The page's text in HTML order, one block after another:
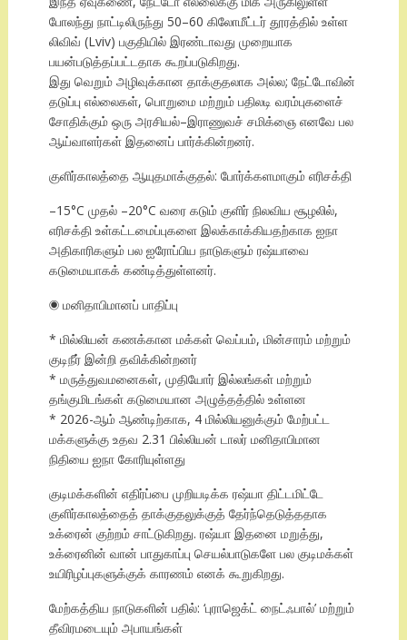
போலந்து நாட்டிலிருந்து 50–60 கிலோமீட்டர் தூரத்தில் உள்ள
லிவிவ் (Lviv) பகுதியில் இரண்டாவது முறையாக
பயன்படுத்தப்பட்டதாக கூறப்படுகிறது.
இது வெறும் அழிவுக்கான தாக்குதலாக அல்ல; நேட்டோவின்
தடுப்பு எல்லைகள், பொறுமை மற்றும் பதிலடி வரம்புகளைச்
சோதிக்கும் ஒரு அரசியல்–இராணுவச் சமிக்ஞை எனவே பல
ஆய்வாளர்கள் இதனைப் பார்க்கின்றனர்.
குளிர்காலத்தை ஆயுதமாக்குதல்: போர்க்களமாகும் எரிசக்தி
–15°C முதல் –20°C வரை கடும் குளிர் நிலவிய சூழலில்,
எரிசக்தி உள்கட்டமைப்புகளை இலக்காக்கியதற்காக ஐநா
அதிகாரிகளும் பல ஐரோப்பிய நாடுகளும் ரஷ்யாவை
கடுமையாகக் கண்டித்துள்ளனர்.
◉ மனிதாபிமானப் பாதிப்பு
* மில்லியன் கணக்கான மக்கள் வெப்பம், மின்சாரம் மற்றும்
குடிநீர் இன்றி தவிக்கின்றனர்
* மருத்துவமனைகள், முதியோர் இல்லங்கள் மற்றும்
தங்குமிடங்கள் கடுமையான அழுத்தத்தில் உள்ளன
* 2026-ஆம் ஆண்டிற்காக, 4 மில்லியனுக்கும் மேற்பட்ட
மக்களுக்கு உதவ 2.31 பில்லியன் டாலர் மனிதாபிமான
நிதியை ஐநா கோரியுள்ளது
குடிமக்களின் எதிர்ப்பை முறியடிக்க ரஷ்யா திட்டமிட்டே
குளிர்காலத்தைத் தாக்குதலுக்குத் தேர்ந்தெடுத்ததாக
உக்ரைன் குற்றம் சாட்டுகிறது. ரஷ்யா இதனை மறுத்து,
உக்ரைனின் வான் பாதுகாப்பு செயல்பாடுகளே பல குடிமக்கள்
உயிரிழப்புகளுக்குக் காரணம் எனக் கூறுகிறது.
மேற்கத்திய நாடுகளின் பதில்: ‘புராஜெக்ட் நைட்ஃபால்’ மற்றும்
தீவிரமடையும் அபாயங்கள்